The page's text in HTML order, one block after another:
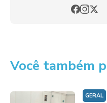
Você também
GERAL